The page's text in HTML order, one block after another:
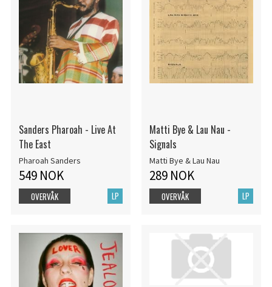
Sanders Pharoah - Live At
The East
Pharoah Sanders
549 NOK
LP
OVERVÅK
Matti Bye & Lau Nau -
Signals
Matti Bye & Lau Nau
289 NOK
LP
OVERVÅK